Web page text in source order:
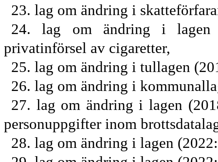
23. lag om ändring i
24. lag om ändring i lagen
privatinförsel av cigaretter,
25. lag om ändring i tullagen
26. lag om ändring i
27. lag om ändring i lagen
personuppgifter inom
28. lag om ändring i lagen